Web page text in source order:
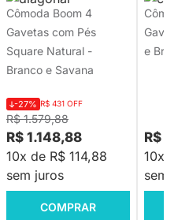
Cômoda Boom 4
Gavetas com Pés
Square Natural -
Branco e Savana
R$ 1.579,88
-27% R$ 431 OFF
R$ 1.148,88
10x de R$ 114,88
sem juros
COMPRAR
e Branco
R$
10x de
sem